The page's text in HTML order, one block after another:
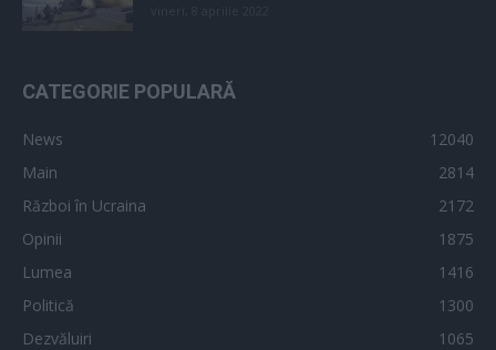
CATEGORIE POPULARĂ
News
12040
Main
2814
Război în Ucraina
2172
Opinii
1875
Lumea
1416
Politică
1300
Dezvăluiri
1065